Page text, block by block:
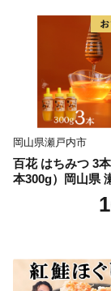
岡山県瀬戸内市
百花 はちみつ 3
本300g）岡山県
石黒農園 ヨーグ
糖の代わり 香り